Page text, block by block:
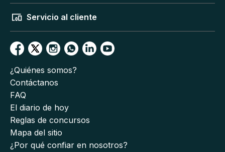
Servicio al cliente
¿Quiénes somos?
Contáctanos
FAQ
El diario de hoy
Reglas de concursos
Mapa del sitio
¿Por qué confiar en nosotros?